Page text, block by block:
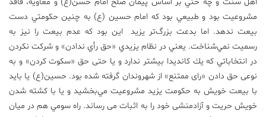
مشروعيت بود و طبيعي بود كه امام حسين (ع) به چنين حكومتي دست
بيعت ندهد. اما بدعت بزرگ‌تر يزيد اين بود كه عدم بيعت را نيز به
رسميت نمي‌شناخت. يعني در نظام يزيدي «حق رأي ندادن» و شركت نكردن
در انتخاباتي كه يك كانديدا بيشتر ندارد و یا حتی حق «سکوت کردن» و به
نوعی حق دادن «رای ممتنع» از شهروندان گرفته شده بود. حسين(ع) يا بايد
با بيعت خويش به حكومت يزيد مشروعيت مي‌بخشيد و يا با كشته شدن
خویش حریت و آزادمنشی خود را به اثبات می رساند. راه سومي هم در میان